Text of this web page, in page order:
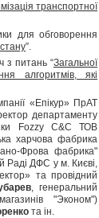
транспортної
для обговорення
”.
з питань “Загальної
алгоритмів, які
«Епікур» ПрАТ
департаменту
Fozzy C&C ТОВ
харчова фабрика
Фрова фабрика"
Раді ДФС у м. Києві,
та провідний
, генеральний
"Эконом")
та ін.